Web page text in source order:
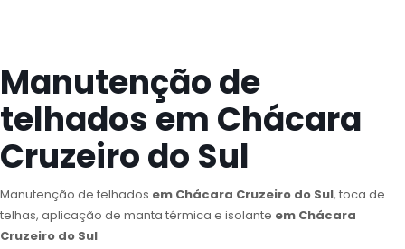
Manutenção de
telhados em Chácara
Cruzeiro do Sul
Manutenção de telhados em Chácara Cruzeiro do Sul, toca de
telhas, aplicação de manta térmica e isolante em Chácara
Cruzeiro do Sul